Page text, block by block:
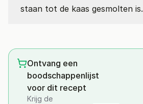
staan tot de kaas gesmolten is.
Ontvang een
boodschappenlijst
voor dit recept
Krijg de